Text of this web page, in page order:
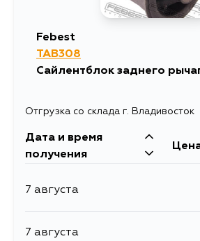
Febest
TAB308
Сайлентблок заднего
Отгрузка со склада г. Владивосток
Дата и время
получения
7 августа
7 августа